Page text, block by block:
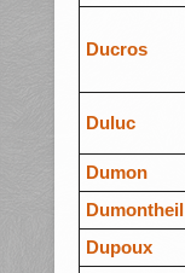
Ducros
Duluc
Dumon
Dumontheil
Dupoux